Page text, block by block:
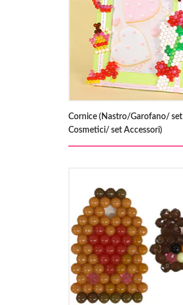
Cornice (Nastro/Garofano/ set
Cosmetici/ set Accessori)